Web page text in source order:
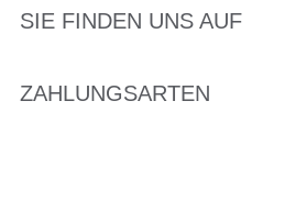
SIE FINDEN UNS AUF
ZAHLUNGSARTEN